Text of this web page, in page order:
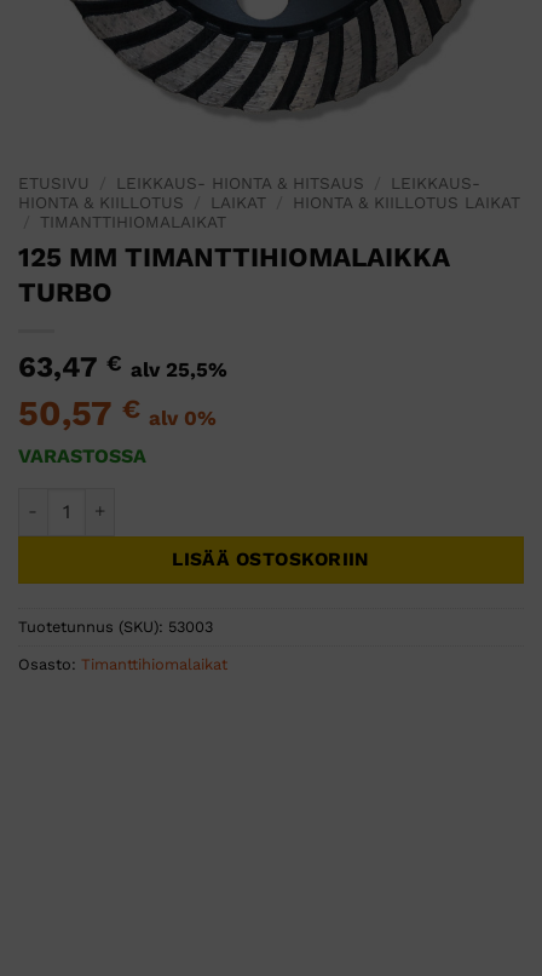
ETUSIVU LEIKKAUS- HIONTA & HITSAUS
LEIKKAUS-
HIONTA & KIILLOTUS
LAIKAT
HIONTA & KIILLOTUS LAIKAT
TIMANTTIHIOMALAIKAT
125 MM TIMANTTIHIOMALAIKKA
TURBO
63,47 € alv 25,5%
50,57 € alv 0%
VARASTOSSA
LISÄÄ OSTOSKORIIN
Tuotetunnus (SKU): 53003
Osasto: Timanttihiomalaikat